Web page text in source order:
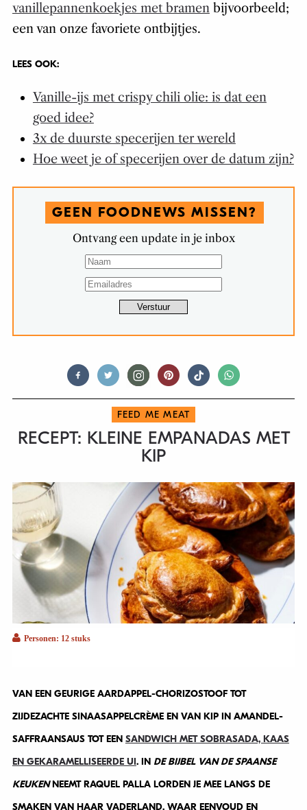
vanillepannenkoekjes met bramenbijvoorbeeld;
een van onze favoriete ontbijtjes.
LEES OOK:
Vanille-ijs met crispy chili olie: is dat een
goed idee?
3x de duurste specerijen ter wereld
Hoe weet je of specerijen over de datum zijn?
GEEN FOODNEWS MISSEN?
Ontvang een update in je inbox
FEED ME MEAT
RECEPT: KLEINE EMPANADAS MET
KIP
Personen: 12 stuks
VAN EEN GEURIGE AARDAPPEL-CHORIZOSTOOF TOT
ZIJDEZACHTE SINAASAPPELCRÈME EN VAN KIP IN AMANDEL-
SAFFRAANSAUS TOT EEN SANDWICH MET SOBRASADA, KAAS
EN GEKARAMELLISEERDE UI. IN DE BIJBEL VAN DE SPAANSE
KEUKENNEEMT RAQUEL PALLA LORDEN JE MEE LANGS DE
SMAKEN VAN HAAR VADERLAND, WAAR EENVOUD EN